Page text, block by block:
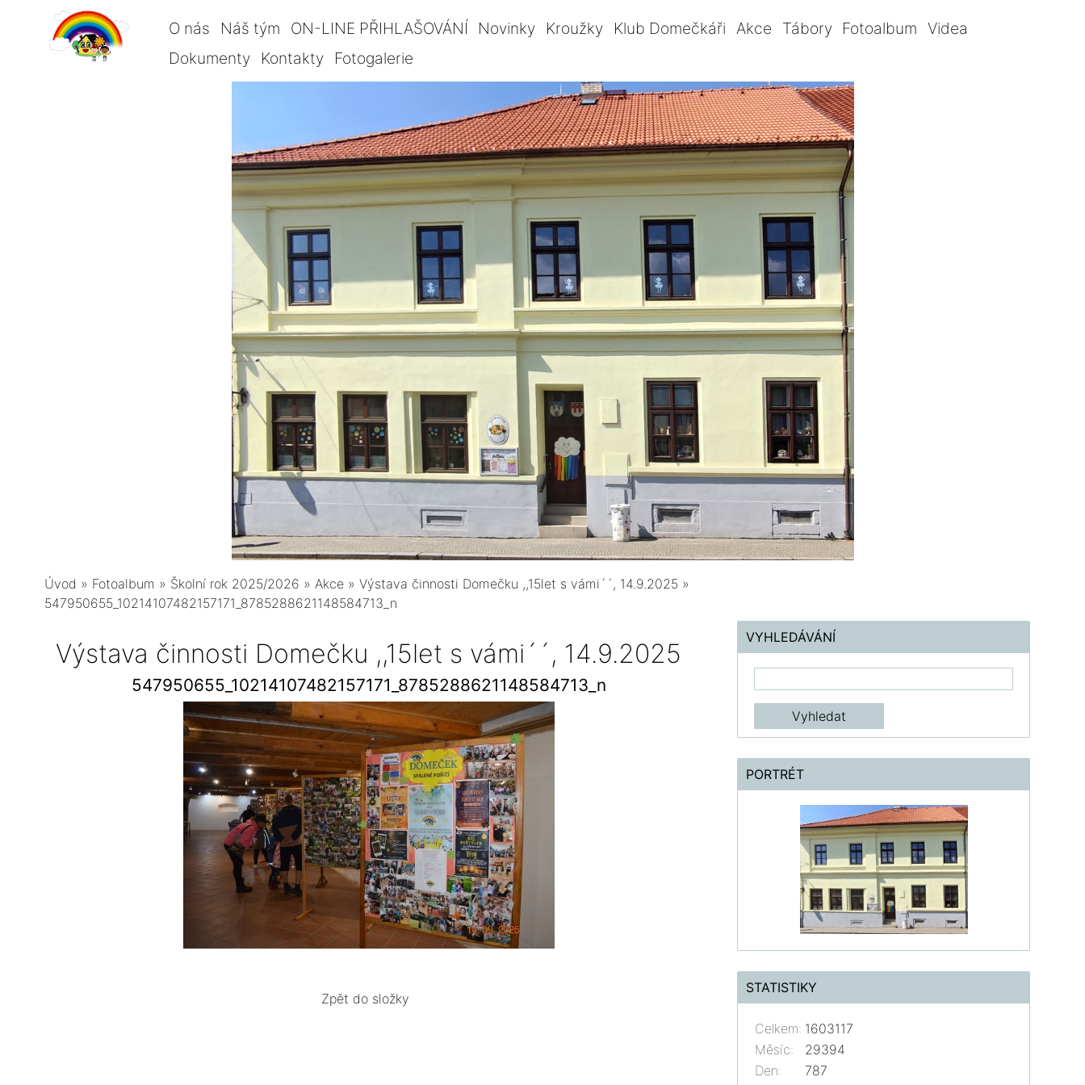
O nás Náš tým ON-LINE PŘIHLAŠOVÁNÍ Novinky Kroužky Klub Domečkáři Akce Tábory Fotoalbum Videa
Dokumenty
Kontakty Fotogalerie
Úvod » Fotoalbum » Školní rok 2025/2026 » Akce » Výstava činnosti Domečku ,,15let s vámi´´, 14.9.2025 »
547950655_10214107482157171_8785288621148584713_n
Výstava činnosti Domečku ,,15let s vámi´´, 14.9.2025
547950655_10214107482157171_8785288621148584713_n
Zpět do složky
VYHLEDÁVÁNÍ
PORTRÉT
STATISTIKY
Celkem: 1603117
Měsíc:
29394
Den:
787